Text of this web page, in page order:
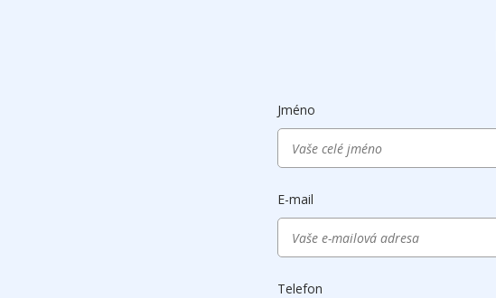
Jméno
E-mail
Telefon